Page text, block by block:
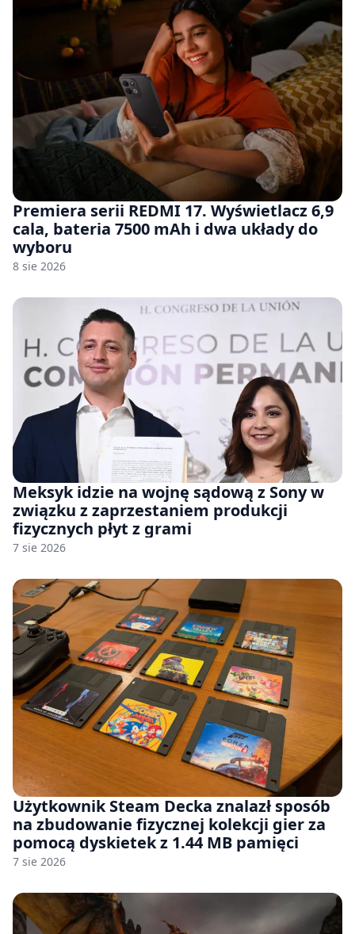
Premiera serii REDMI 17. Wyświetlacz 6,9
cala, bateria 7500 mAh i dwa układy do
wyboru
8 sie 2026
Meksyk idzie na wojnę sądową z Sony w
związku z zaprzestaniem produkcji
fizycznych płyt z grami
7 sie 2026
Użytkownik Steam Decka znalazł sposób
na zbudowanie fizycznej kolekcji gier za
pomocą dyskietek z 1.44 MB pamięci
7 sie 2026